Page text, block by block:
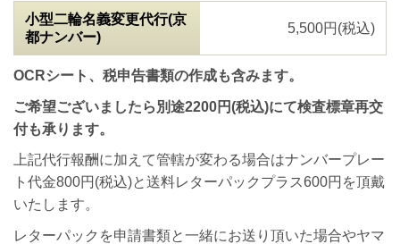
小型二輪名義変更代行(京
都ナンバー)
5,500円(税込)
OCRシート、税申告書類の作成も含みます。
ご希望ございましたら別途2200円(税込)にて検査標章再交
付も承ります。
上記代行報酬に加えて管轄が変わる場合はナンバープレー
ト代金800円(税込)と送料レターパックプラス600円 を頂戴
いたします。
レターパックを申請書類と一緒にお送り頂いた場合やヤマ